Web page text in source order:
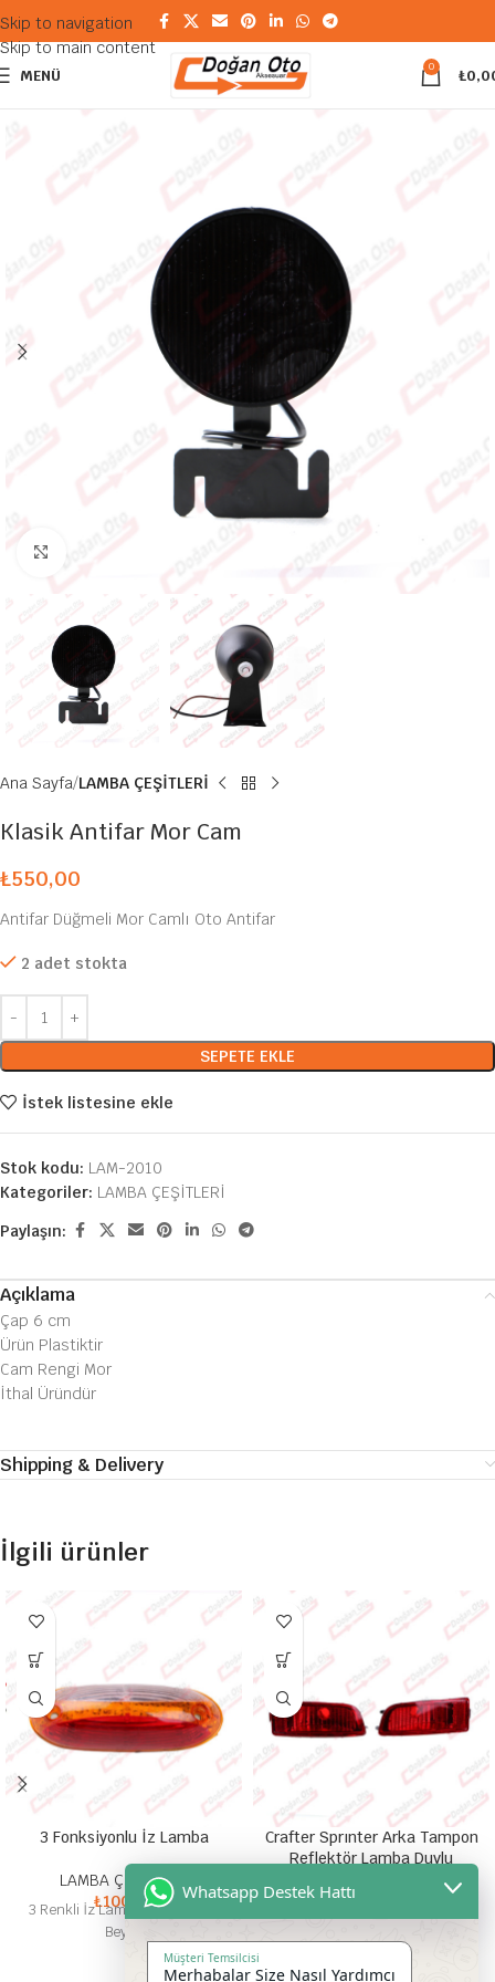
Skip to navigation
Skip to main content
MENÜ 0 ₺
Ana Sayfa LAMBA ÇEŞİTLERİ
Klasik Antifar Mor Cam
₺550,00
Antifar Düğmeli Mor Camlı Oto Antifar
2 adet stokta
SEPETE EKLE
İstek listesine ekle
Stok kodu: LAM-2010
Kategoriler: LAMBA ÇEŞİTLERİ
Paylaşın:
Açıklama
Çap 6 cm
Ürün Plastiktir
Cam Rengi Mor
İthal Üründür
Shipping & Delivery
İlgili ürünler
3 Fonksiyonlu İz Lamba
LAMBA ÇEŞİTLERİ
₺100,00
3 Renkli İz Lamba Kırmızı Sarı
Beyaz
Crafter Sprınter Arka Tampon
Reflektör Lamba Duylu
LAMBA ÇEŞİTLERİ
₺500,00
Sprınter Crafter
Whatsapp Destek Hattı
Müşteri Temsilcisi
Merhabalar Size Nasıl Yardımcı